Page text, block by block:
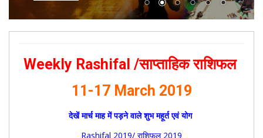
Weekly Rashifal /साप्ताहिक राशिफल
11-17 March 2019
देखें मार्च माह में पड़ने वाले शुभ महूर्त एवं योग
Rashifal 2019/ राशिफल 2019